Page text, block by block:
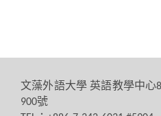
文藻外語大學 英語教學中心
900號